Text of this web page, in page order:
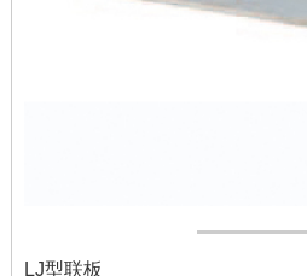
LJ型联板